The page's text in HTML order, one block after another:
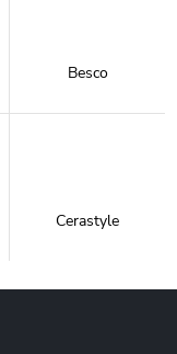
Besco
Cerastyle